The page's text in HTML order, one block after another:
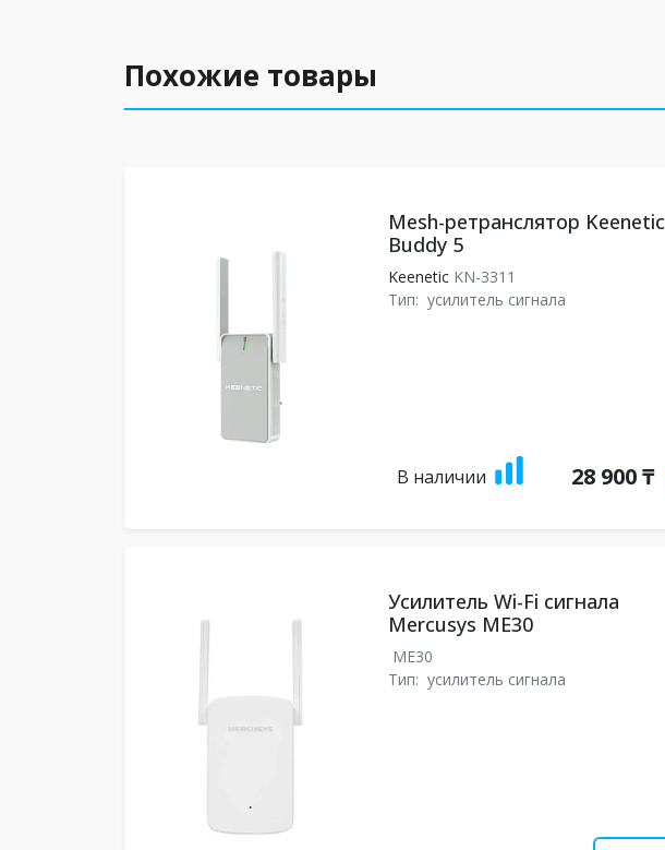
Похожие товары
Mesh-ретранслятор Keenetic
Buddy 5
KeeneticKN-3311
Тип: усилитель сигнала
В наличии 28 900 ₸
Усилитель Wi-Fi сигнала
Mercusys ME30
ME30
Тип: усилитель сигнала